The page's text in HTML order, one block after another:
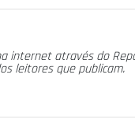
internet através do
leitores que publicam.